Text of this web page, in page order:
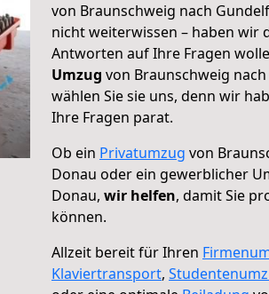
von Braunschweig nach
nicht weiterwissen – haben wir
Antworten auf Ihre Fragen
Umzug von Braunschweig
wählen Sie sie uns, denn wir
Ihre Fragen parat.
Ob ein Privatumzug von
Donau oder ein gewerblicher
Donau, wir helfen, damit Sie
können.
Allzeit bereit für Ihren
Klaviertransport,